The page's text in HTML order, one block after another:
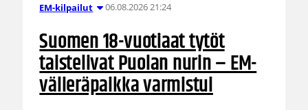
EM-kilpailut 06.08.2026 21:24
Suomen 18-vuotiaat tytöt
taistelivat Puolan nurin – EM-
välieräpaikka varmistui